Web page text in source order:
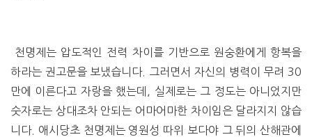
천명제는 압도적인 전력 차이를 기반으로 원숭환에게 항복을
하라는 권고문을 보냈습니다. 그러면서 자신의 병력이 무려 30
만에 이른다고 자랑을 했는데, 실제로는 그 정도는 아니었지만
숫자로는 상대조차 안되는 어마어마한 차이임은 달라지지 않습
니다. 애시당초 천명제는 영원성 따위 보다야 그 뒤의 산해관에